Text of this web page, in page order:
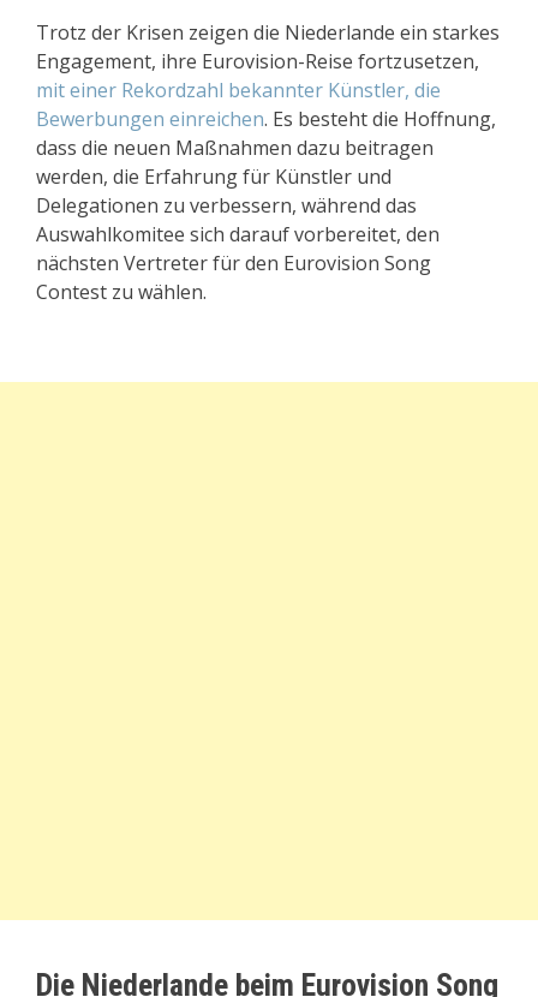
Trotz der Krisen zeigen die Niederlande ein starkes
Engagement, ihre Eurovision-Reise fortzusetzen,
mit einer Rekordzahl bekannter Künstler, die
Bewerbungen einreichen. Es besteht die Hoffnung,
dass die neuen Maßnahmen dazu beitragen
werden, die Erfahrung für Künstler und
Delegationen zu verbessern, während das
Auswahlkomitee sich darauf vorbereitet, den
nächsten Vertreter für den Eurovision Song
Contest zu wählen.
Die Niederlande beim Eurovision Song